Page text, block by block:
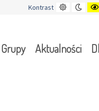
Kontrast Kontrast
domyślny
Tryb
Grupy Aktualności